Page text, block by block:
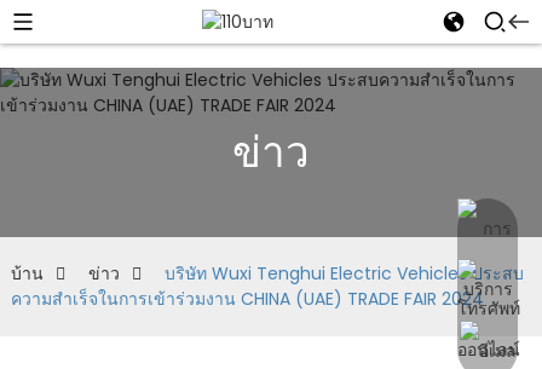
ข่าว
บ้าน ข่าว
บริษัท Wuxi Tenghui Electric Vehicles ประสบ
ความสำเร็จในการเข้าร่วมงาน CHINA (UAE) TRADE FAIR 2024